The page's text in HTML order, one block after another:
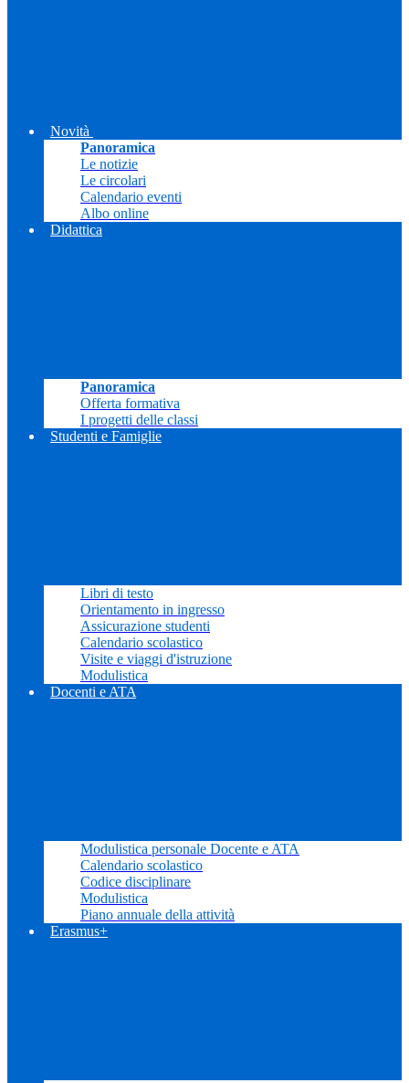
Novità
Panoramica
Le notizie
Le circolari
Calendario eventi
Albo online
Didattica
Panoramica
Offerta formativa
I progetti delle classi
Studenti e Famiglie
Libri di testo
Orientamento in ingresso
Assicurazione studenti
Calendario scolastico
Visite e viaggi d'istruzione
Modulistica
Docenti e ATA
Modulistica personale Docente e ATA
Calendario scolastico
Codice disciplinare
Modulistica
Piano annuale della attività
Erasmus+